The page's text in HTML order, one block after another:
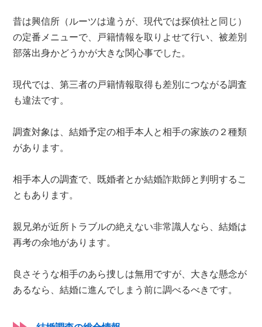
昔は興信所（ルーツは違うが、現代では探偵社と同じ）
の定番メニューで、戸籍情報を取りよせて行い、被差別
部落出身かどうかが大きな関心事でした。
現代では、第三者の戸籍情報取得も差別につながる調査
も違法です。
調査対象は、結婚予定の相手本人と相手の家族の２種類
があります。
相手本人の調査で、既婚者とか結婚詐欺師と判明するこ
ともあります。
親兄弟が近所トラブルの絶えない非常識人なら、結婚は
再考の余地があります。
良さそうな相手のあら捜しは無用ですが、大きな懸念が
あるなら、結婚に進んでしまう前に調べるべきです。